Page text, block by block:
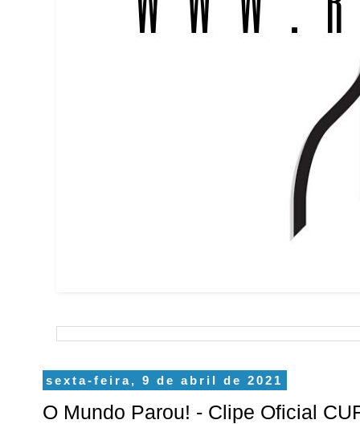
sexta-feira, 9 de abril de 2021
O Mundo Parou! - Clipe Oficial